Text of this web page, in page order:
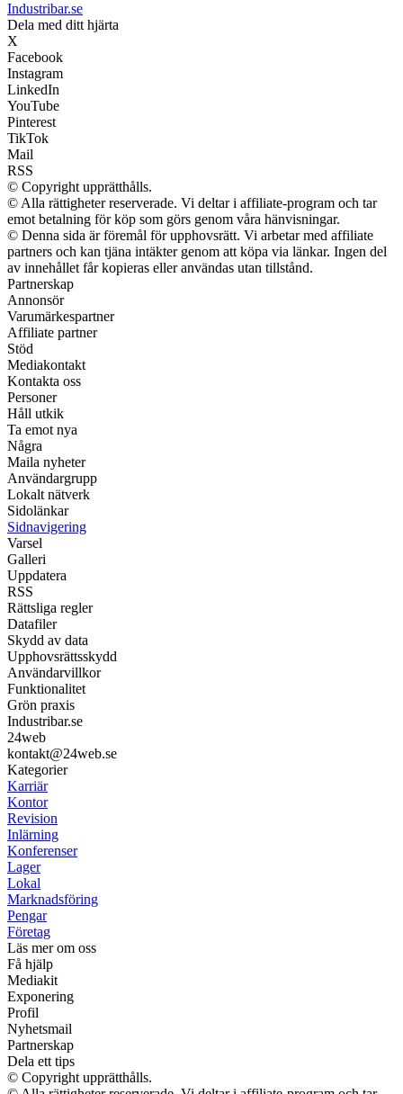
Industribar.se
Dela med ditt hjärta
X
Facebook
Instagram
LinkedIn
YouTube
Pinterest
TikTok
Mail
RSS
© Copyright upprätthålls.
© Alla rättigheter reserverade. Vi deltar i affiliate-program och tar
emot betalning för köp som görs genom våra hänvisningar.
© Denna sida är föremål för upphovsrätt. Vi arbetar med affiliate
partners och kan tjäna intäkter genom att köpa via länkar. Ingen del
av innehållet får kopieras eller användas utan tillstånd.
Partnerskap
Annonsör
Varumärkespartner
Affiliate partner
Stöd
Mediakontakt
Kontakta oss
Personer
Håll utkik
Ta emot nya
Några
Maila nyheter
Användargrupp
Lokalt nätverk
Sidolänkar
Sidnavigering
Varsel
Galleri
Uppdatera
RSS
Rättsliga regler
Datafiler
Skydd av data
Upphovsrättsskydd
Användarvillkor
Funktionalitet
Grön praxis
Industribar.se
24web
kontakt@24web.se
Kategorier
Karriär
Kontor
Revision
Inlärning
Konferenser
Lager
Lokal
Marknadsföring
Pengar
Företag
Läs mer om oss
Få hjälp
Mediakit
Exponering
Profil
Nyhetsmail
Partnerskap
Dela ett tips
© Copyright upprätthålls.